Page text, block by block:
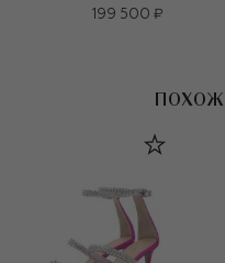
199 500 ₽